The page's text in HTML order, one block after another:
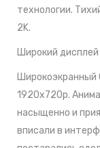
технологии.
2K.
Широкий дисплей
Широкоэкранный
1920x720р.
насыщенно и
вписали в